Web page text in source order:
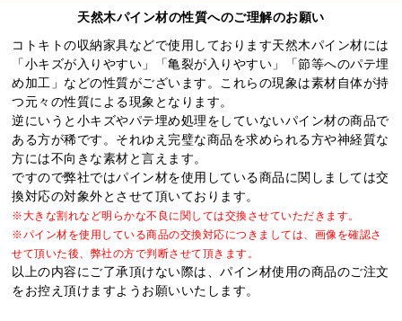
天然木パイン材の性質へのご理解のお願い
コトキトの収納家具などで使用しております天然木パイン材には
「小キズが入りやすい」「亀裂が入りやすい」「節等へのパテ埋
め加工」などの性質がございます。これらの現象は素材自体が持
つ元々の性質による現象となります。
逆にいうと小キズやパテ埋め処理をしていないパイン材の商品で
ある方が稀です。それゆえ完璧な商品を求められる方や神経質な
方には不向きな素材と言えます。
ですので弊社ではパイン材を使用している商品に関しましては交
換対応の対象外とさせて頂いております。
※大きな割れなど明らかな不良に関しては交換させていただきます。
※パイン材を使用している商品の交換対応につきましては、画像を確認さ
せて頂いた後、弊社の方で判断させて頂きます。
以上の内容にご了承頂けない際は、パイン材使用の商品のご注文
をお控え頂けますようお願いいたします。